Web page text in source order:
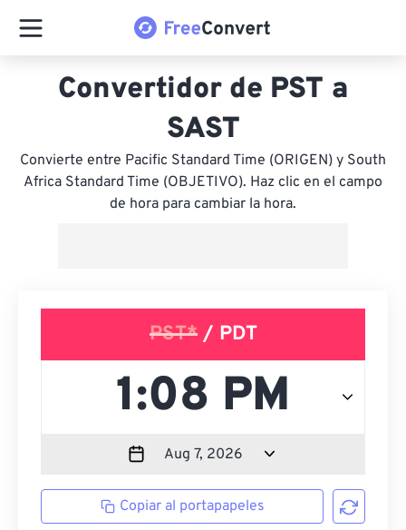
Convertidor de PST a
SAST
Convierte entre Pacific Standard Time (ORIGEN) y South
Africa Standard Time (OBJETIVO). Haz clic en el campo
de hora para cambiar la hora.
PST*/ PDT
Copiar al portapapeles